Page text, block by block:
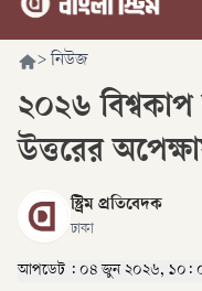
> নিউজ
২০২৬ বিশ্বকাপ
উত্তরের
স্ট্রিম প্রতিবেদক
ঢাকা
আপডেট : ০৪ জুন ২০২৬, ১০: